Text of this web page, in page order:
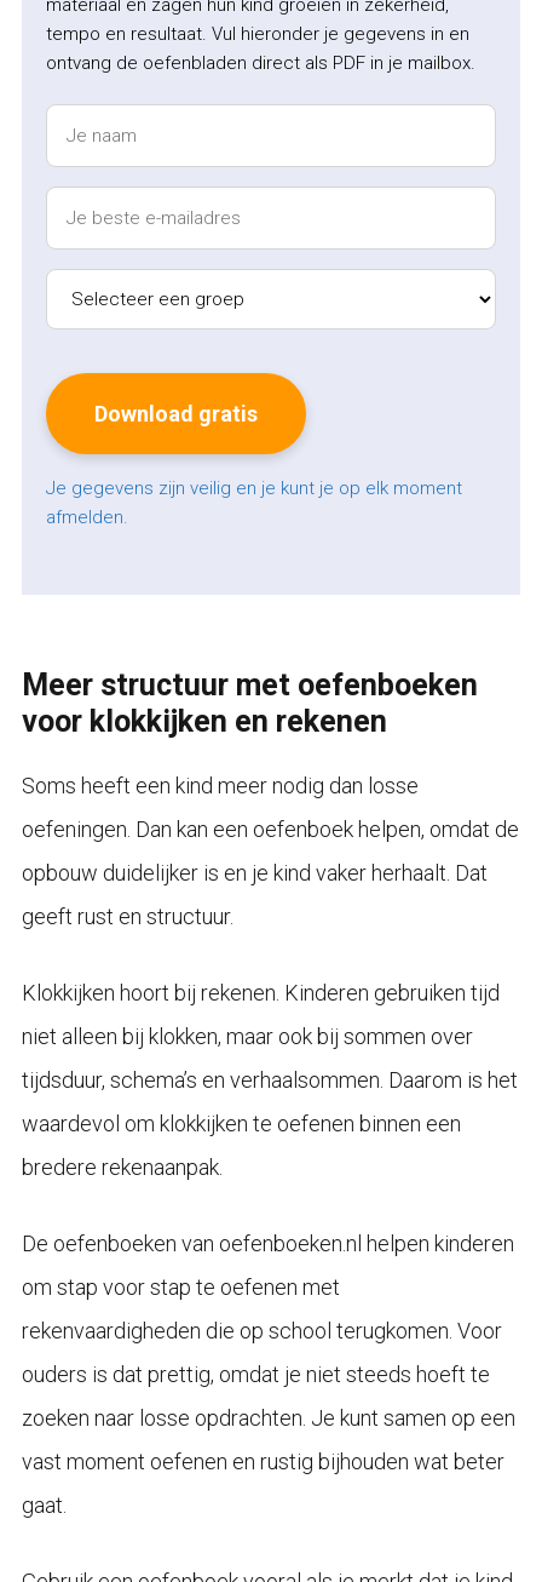
materiaal en zagen hun kind groeien in zekerheid,
tempo en resultaat. Vul hieronder je gegevens in en
ontvang de oefenbladen direct als PDF in je mailbox.
Je gegevens zijn veilig en je kunt je op elk moment
afmelden.
Meer structuur met oefenboeken
voor klokkijken en rekenen
Soms heeft een kind meer nodig dan losse
oefeningen. Dan kan een oefenboek helpen, omdat de
opbouw duidelijker is en je kind vaker herhaalt. Dat
geeft rust en structuur.
Klokkijken hoort bij rekenen. Kinderen gebruiken tijd
niet alleen bij klokken, maar ook bij sommen over
tijdsduur, schema’s en verhaalsommen. Daarom is het
waardevol om klokkijken te oefenen binnen een
bredere rekenaanpak.
De oefenboeken van oefenboeken.nl helpen kinderen
om stap voor stap te oefenen met
rekenvaardigheden die op school terugkomen. Voor
ouders is dat prettig, omdat je niet steeds hoeft te
zoeken naar losse opdrachten. Je kunt samen op een
vast moment oefenen en rustig bijhouden wat beter
gaat.